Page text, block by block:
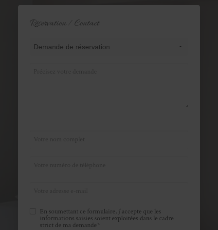
Réservation / Contact
En soumettant ce formulaire, j'accepte que les
informations saisies soient exploitées dans le cadre
strict de ma demande*